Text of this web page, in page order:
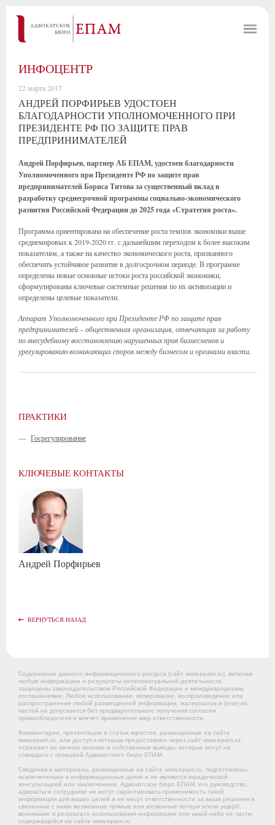
ИНФОЦЕНТР
22 марта 2017
АНДРЕЙ ПОРФИРЬЕВ УДОСТОЕН
БЛАГОДАРНОСТИ УПОЛНОМОЧЕННОГО ПРИ
ПРЕЗИДЕНТЕ РФ ПО ЗАЩИТЕ ПРАВ
ПРЕДПРИНИМАТЕЛЕЙ
Андрей Порфирьев, партнер АБ ЕПАМ, удостоен благодарности
Уполномоченного при Президенте РФ по защите прав
предпринимателей Бориса Титова за существенный вклад в
разработку среднесрочной программы социально-экономического
развития Российской Федерации до 2025 года «Стратегия роста».
Программа ориентирована на обеспечение роста темпов экономики выше
среднемировых к 2019-2020 гг. с дальнейшим переходом к более высоким
показателям, а также на качество экономического роста, призванного
обеспечить устойчивое развитие в долгосрочном периоде. В программе
определены новые основные истоки роста российской экономики,
сформулированы ключевые системные решения по их активизации и
определены целевые показатели.
Аппарат Уполномоченного при Президенте РФ по защите прав
предпринимателей – общественная организация, отвечающая за работу
по внесудебному восстановлению нарушенных прав бизнесменов и
урегулированию возникающих споров между бизнесом и органами власти.
ПРАКТИКИ
— Госрегулирование
КЛЮЧЕВЫЕ КОНТАКТЫ
Андрей Порфирьев
ВЕРНУТЬСЯ НАЗАД
Содержание данного информационного ресурса (сайт www.epam.ru), включая
любую информацию и результаты интеллектуальной деятельности,
защищены законодательством Российской Федерации и международными
соглашениями. Любое использование, копирование, воспроизведение или
распространение любой размещенной информации, материалов и (или) их
частей не допускается без предварительного получения согласия
правообладателя и влечет применение мер ответственности.
Комментарии, презентации и статьи юристов, размещенные на сайте
www.epam.ru, или доступ к которым предоставлен через сайт www.epam.ru,
отражают их личное мнение и собственные выводы, которые могут не
совпадать с позицией Адвокатского бюро ЕПАМ.
Сведения и материалы, размещенные на сайте www.epam.ru, подготовлены
исключительно в информационных целях и не являются юридической
консультацией или заключением. Адвокатское бюро ЕПАМ, его руководство,
адвокаты и сотрудники не могут гарантировать применимость такой
информации для ваших целей и не несут ответственности за ваши решения и
связанные с ними возможные прямые или косвенные потери и/или ущерб,
возникшие в результате использования информации или какой-либо ее части,
содержащейся на сайте www.epam.ru.